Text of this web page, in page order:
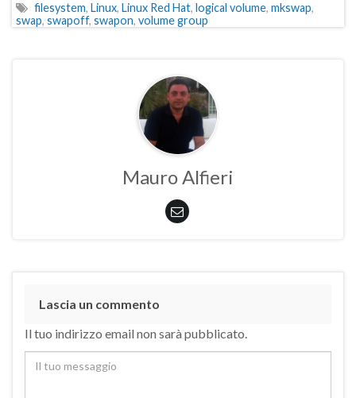
filesystem, Linux, Linux Red Hat, logical volume, mkswap,
swap, swapoff, swapon, volume group
Mauro Alfieri
Lascia un commento
Il tuo indirizzo email non sarà pubblicato.